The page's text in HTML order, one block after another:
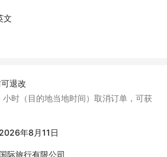
文
退改
时（目的地当地时间）取消订单，可获
年8月11日
际旅行有限公司